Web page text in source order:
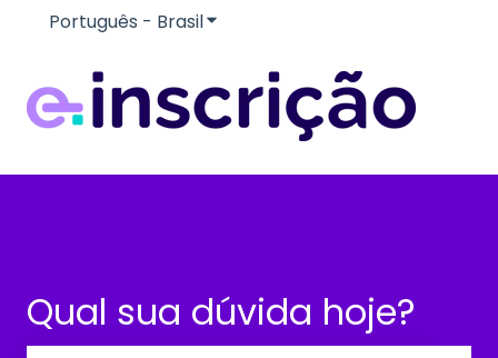
Português - BrasilMostrar submenu para traduções
Qual sua dúvida hoje?